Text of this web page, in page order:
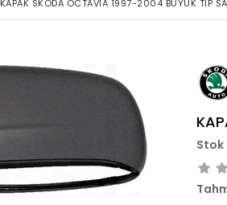
KAPAK SKODA OCTAVIA 1997-2004 BÜYÜK TİP